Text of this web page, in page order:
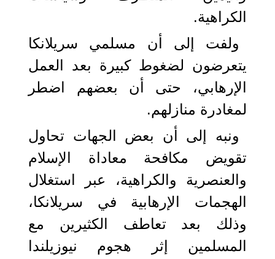
الكراهية.
ولفت إلى أن مسلمي سريلانكا
يتعرضون لضغوط كبيرة بعد العمل
الإرهابي، حتى أن بعضهم اضطر
لمغادرة منازلهم.
ونبه إلى أن بعض الجهات تحاول
تقويض مكافحة معاداة الإسلام
والعنصرية والكراهية، عبر استغلال
الهجمات الإرهابية في سريلانكا،
وذلك بعد تعاطف الكثيرين مع
المسلمين إثر هجوم نيوزيلندا